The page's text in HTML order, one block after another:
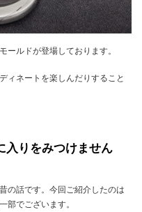
ールドが登場しております。
ィネートを楽しんだりすること
入りをみつけません
の話です。今回ご紹介したのは
部でございます。